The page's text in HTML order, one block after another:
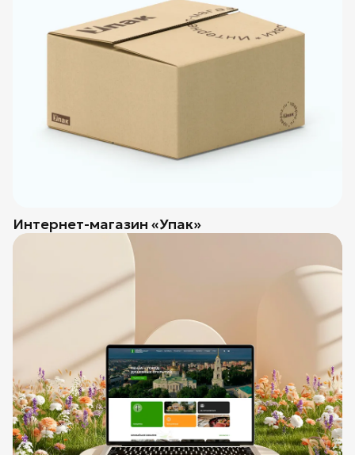
Интернет-магазин «Упак»